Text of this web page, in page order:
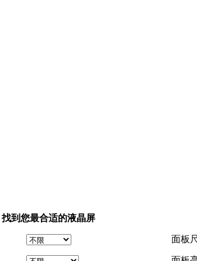
到您最合适的液晶屏
面板